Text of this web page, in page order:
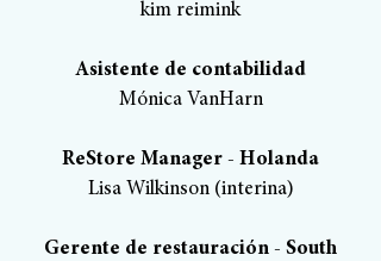
kim reimink
Asistente de contabilidad
Mónica VanHarn
ReStore Manager - Holanda
Lisa Wilkinson (interina)
Gerente de restauración - South